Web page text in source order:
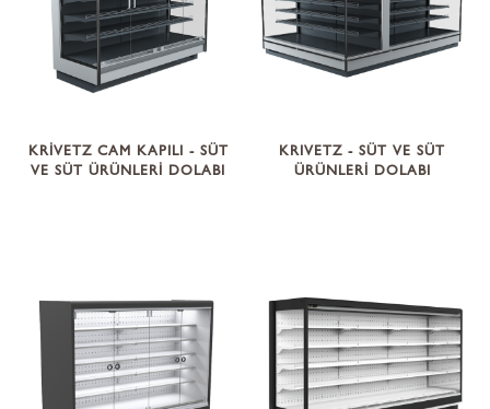
KRİVETZ CAM KAPILI - SÜT
VE SÜT ÜRÜNLERİ DOLABI
KRIVETZ - SÜT VE SÜT
ÜRÜNLERİ DOLABI